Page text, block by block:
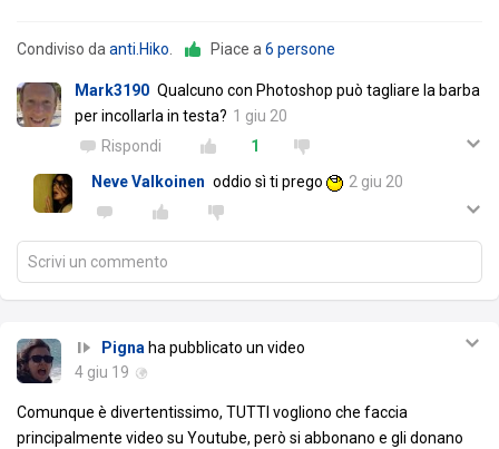
Condiviso da anti.Hiko Piace a 6 persone
Mark3190 Qualcuno con Photoshop può tagliare la barba
per incollarla in testa? 1 giu 20
Rispondi
1
Neve Valkoinen oddio sì ti prego 2 giu 20
Scrivi un commento
Pigna ha pubblicato un video
4 giu 19
Comunque è divertentissimo, TUTTI vogliono che faccia
principalmente video su Youtube, però si abbonano e gli donano